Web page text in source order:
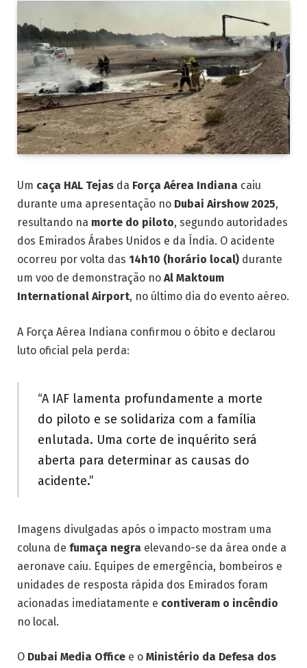
Um caça HAL Tejas da Força Aérea Indiana caiu
durante uma apresentação no Dubai Airshow 2025,
resultando na morte do piloto, segundo autoridades
dos Emirados Árabes Unidos e da Índia. O acidente
ocorreu por volta das 14h10 (horário local) durante
um voo de demonstração no Al Maktoum
International Airport, no último dia do evento aéreo.
A Força Aérea Indiana confirmou o óbito e declarou
luto oficial pela perda:
“A IAF lamenta profundamente a morte
do piloto e se solidariza com a família
enlutada. Uma corte de inquérito será
aberta para determinar as causas do
acidente.”
Imagens divulgadas após o impacto mostram uma
coluna de fumaça negra elevando-se da área onde a
aeronave caiu. Equipes de emergência, bombeiros e
unidades de resposta rápida dos Emirados foram
acionadas imediatamente e contiveram o incêndio
no local.
O Dubai Media Office e o Ministério da Defesa dos